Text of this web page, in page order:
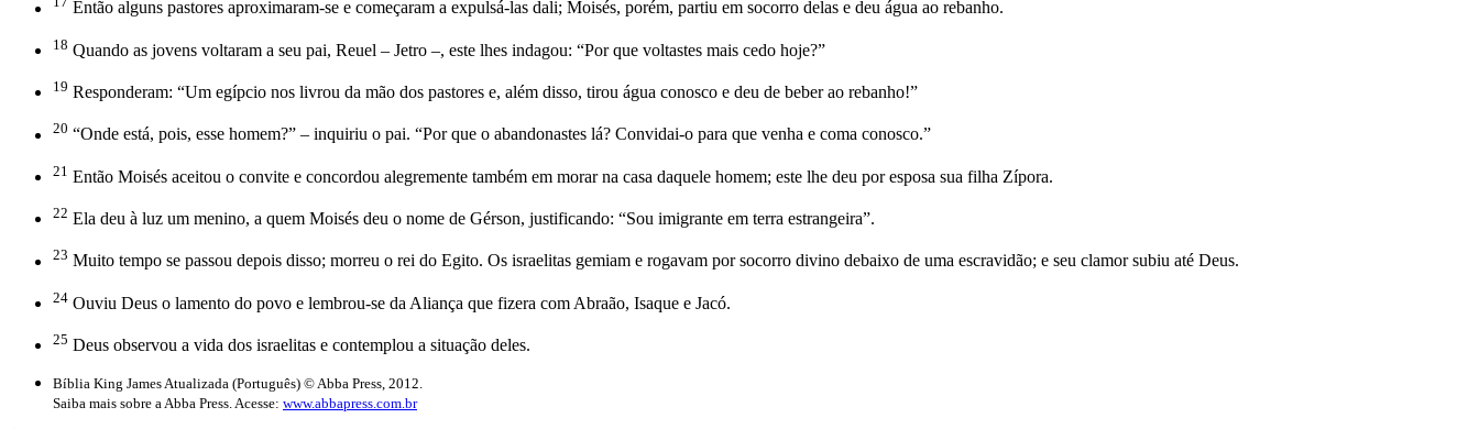
Então alguns pastores aproximaram-se e começaram a expulsá-las dali; Moisés, porém, partiu em socorro delas e deu água ao rebanho.
18 Quando as jovens voltaram a seu pai, Reuel – Jetro –, este lhes indagou: “Por que voltastes mais cedo hoje?”
19 Responderam: “Um egípcio nos livrou da mão dos pastores e, além disso, tirou água conosco e deu de beber ao rebanho!”
20 “Onde está, pois, esse homem?” – inquiriu o pai. “Por que o abandonastes lá? Convidai-o para que venha e coma conosco.”
21 Então Moisés aceitou o convite e concordou alegremente também em morar na casa daquele homem; este lhe deu por esposa sua filha Zípora.
22 Ela deu à luz um menino, a quem Moisés deu o nome de Gérson, justificando: “Sou imigrante em terra estrangeira”.
23 Muito tempo se passou depois disso; morreu o rei do Egito. Os israelitas gemiam e rogavam por socorro divino debaixo de uma escravidão; e seu clamor subiu até Deus.
24 Ouviu Deus o lamento do povo e lembrou-se da Aliança que fizera com Abraão, Isaque e Jacó.
25 Deus observou a vida dos israelitas e contemplou a situação deles.
Bíblia King James Atualizada (Português) © Abba Press, 2012.
Saiba mais sobre a Abba Press. Acesse: www.abbapress.com.br